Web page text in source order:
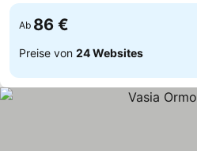
Ab 86 €
Preise von 24 Websites